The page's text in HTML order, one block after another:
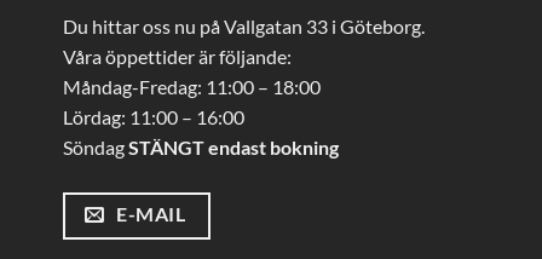
Du hittar oss nu på Vallgatan 33 i Göteborg.
Våra öppettider är följande:
Måndag-Fredag: 11:00 – 18:00
Lördag: 11:00 – 16:00
SöndagSTÄNGT endast bokning
E-MAIL